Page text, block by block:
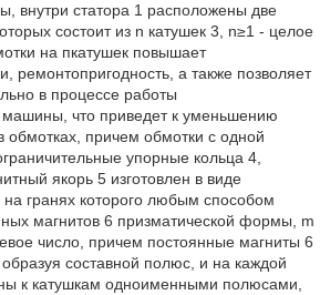
внутри статора 1 расположены две
состоит из n катушек 3, n≥1 - целое
на пкатушек повышает
ремонтопригодность, а также позволяет
в процессе работы
машины, что приведет к уменьшению
обмотках, причем обмотки с одной
упорные кольца 4,
якорь 5 изготовлен в виде
гранях которого любым способом
магнитов 6 призматической формы, m
число, причем постоянные магниты 6
составной полюс, и на каждой
к катушкам одноименными полюсами,